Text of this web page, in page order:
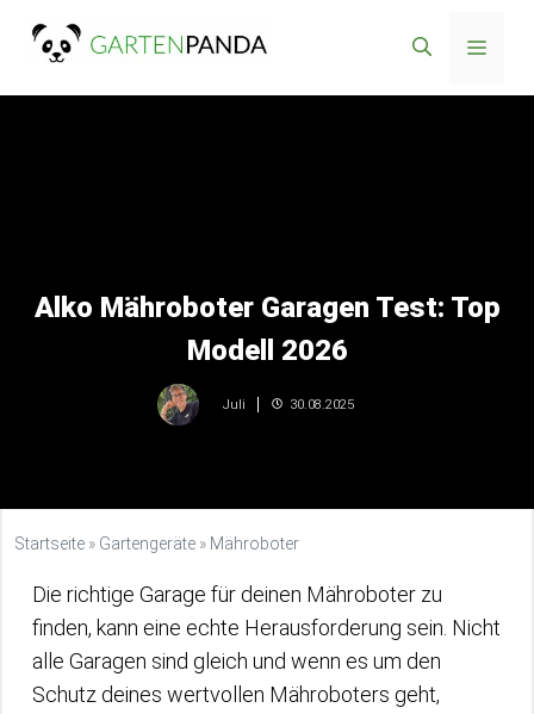
Inhalt
Menü
Alko Mähroboter Garagen Test: Top
Modell 2026
Juli 30.08.2025
Startseite » Gartengeräte » Mähroboter
Die richtige Garage für deinen Mähroboter zu
finden, kann eine echte Herausforderung sein. Nicht
alle Garagen sind gleich und wenn es um den
Schutz deines wertvollen Mähroboters geht,